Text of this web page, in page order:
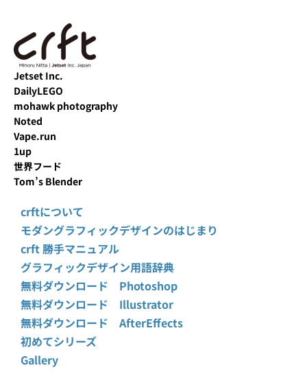
Jetset Inc.
DailyLEGO
mohawk photography
Noted
Vape.run
1up
世界フード
Tom’s Blender
crftについて
モダングラフィックデザインのはじまり
crft 勝手マニュアル
グラフィックデザイン用語辞典
無料ダウンロード Photoshop
無料ダウンロード Illustrator
無料ダウンロード AfterEffects
初めてシリーズ
Gallery